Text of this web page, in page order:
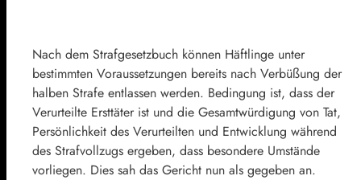
Nach dem Strafgesetzbuch können Häftlinge unter
bestimmten Voraussetzungen bereits nach Verbüßung der
halben Strafe entlassen werden. Bedingung ist, dass der
Verurteilte Ersttäter ist und die Gesamtwürdigung von Tat,
Persönlichkeit des Verurteilten und Entwicklung während
des Strafvollzugs ergeben, dass besondere Umstände
vorliegen. Dies sah das Gericht nun als gegeben an.